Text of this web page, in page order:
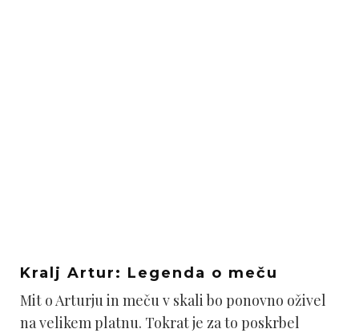
Kralj Artur: Legenda o meču
Mit o Arturju in meču v skali bo ponovno oživel
na velikem platnu. Tokrat je za to poskrbel